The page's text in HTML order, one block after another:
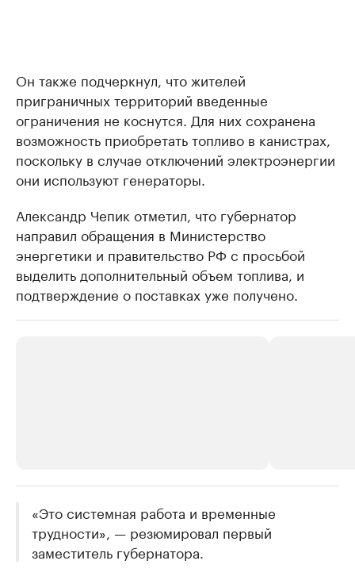
Он также подчеркнул, что жителей
приграничных территорий введенные
ограничения не коснутся. Для них сохранена
возможность приобретать топливо в канистрах,
поскольку в случае отключений электроэнергии
они используют генераторы.
Александр Чепик отметил, что губернатор
направил обращения в Министерство
энергетики и правительство РФ с просьбой
выделить дополнительный объем топлива, и
подтверждение о поставках уже получено.
Делитесь новостями бизнеса на РБК
Управляйте страницей компании и развивайте личные
Крупнейшие
«Это системная работа и временные
трудности», — резюмировал первый
заместитель губернатора.